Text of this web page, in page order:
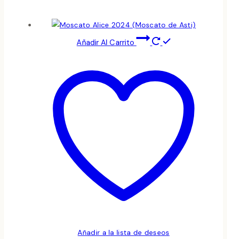
Añadir Al Carrito
Añadir a la lista de deseos